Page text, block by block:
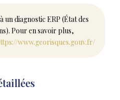
un diagnostic ERP (État des
Pour en savoir plus,
www.georisques.gouv.fr/